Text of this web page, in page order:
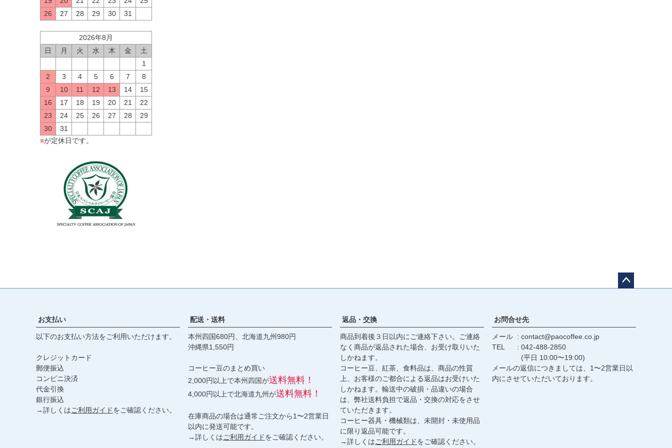
26
27 28 29 30 31
2026年8月
日
月 火 水 木 金
土
1
2
3 4 5 6 7
8
9
10 11 12 13 14
15
16
17 18 19 20 21
22
23
24 25 26 27 28
29
30
31
■が定休日です。
へ
お支払い
以下のお支払い方法をご利用いただけます。
クレジットカード
郵便振込
コンビニ決済
代金引換
銀行振込
→詳しくはご利用ガイドをご確認ください。
配送・送料
本州四国680円、北海道九州980円
沖縄県1,550円
コーヒー豆のまとめ買い
2,000円以上で本州四国が送料無料！
4,000円以上で北海道九州が送料無料！
在庫商品の場合は通常ご注文から1〜2営業日
以内に発送可能です。
→詳しくはご利用ガイドをご確認ください。
返品・交換
商品到着後３日以内にご連絡下さい。ご連絡
なく商品が返品された場合、お受け取りいた
しかねます。
コーヒー豆、紅茶、食料品は、商品の性質
上、お客様のご都合による返品はお受けいた
しかねます。輸送中の破損・品違いの場合
は、弊社送料負担で返品・交換の対応をさせ
ていただきます。
コーヒー器具・機械類は、未開封・未使用品
に限り返品可能です。
→詳しくはご利用ガイドをご確認ください。
お問合せ先
メール
contact@paocoffee.co.jp
TEL
042-488-2850
(平日 10:00〜19:00)
メールの返信につきましては、1〜2営業日以
内にさせていただいております。